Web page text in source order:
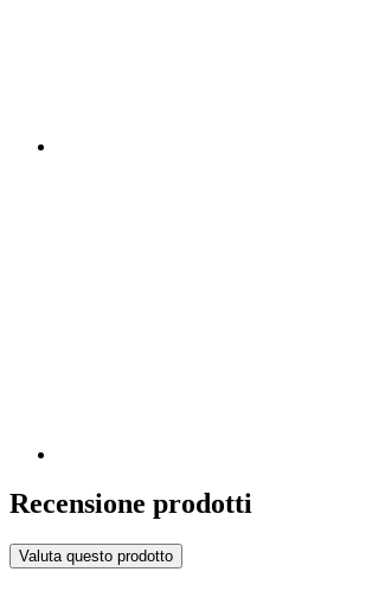
Recensione prodotti
Valuta questo prodotto